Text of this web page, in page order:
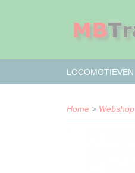
LOCOMOTIEVEN
Home > Webshop